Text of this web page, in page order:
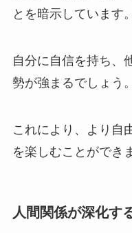
とを暗示しています。
自分に自信を持ち、
勢が強まるでしょう。
これにより、より自
を楽しむことができ
人間関係が深化す